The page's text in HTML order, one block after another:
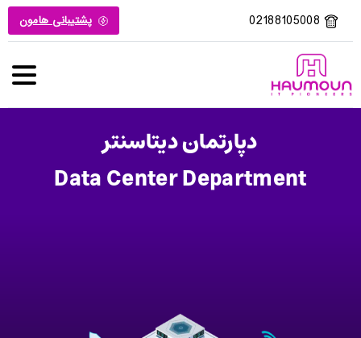
02188105008 پشتیبانی هامون
دپارتمان دیتاسنتر
Data Center Department